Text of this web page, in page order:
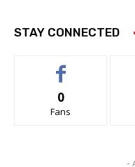
STAY CONNECTED
0
Fans
-